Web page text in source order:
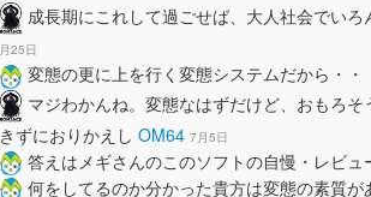
成長期にこれして過ごせば、大人社会でい
月25日
変態の更に上を行く変態システムだから・
マジわかんね。変態なはずだけど、おもろ
きずにおりかえし OM64 7月5日
答えはメギさんのこのソフトの自慢・レビ
何をしてるのか分かった貴方は変態の素質